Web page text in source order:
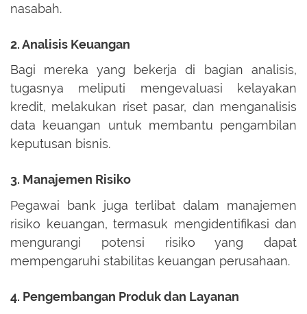
nasabah.
2. Analisis Keuangan
Bagi mereka yang bekerja di bagian analisis,
tugasnya meliputi mengevaluasi kelayakan
kredit, melakukan riset pasar, dan menganalisis
data keuangan untuk membantu pengambilan
keputusan bisnis.
3. Manajemen Risiko
Pegawai bank juga terlibat dalam manajemen
risiko keuangan, termasuk mengidentifikasi dan
mengurangi potensi risiko yang dapat
mempengaruhi stabilitas keuangan perusahaan.
4. Pengembangan Produk dan Layanan